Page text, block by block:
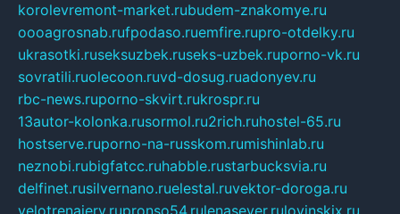
korolevremont-market.rubudem-znakomye.ru
oooagrosnab.rufpodaso.ruemfire.rupro-otdelky.ru
ukrasotki.ruseksuzbek.ruseks-uzbek.ruporno-vk.ru
sovratili.ruolecoon.ruvd-dosug.ruadonyev.ru
rbc-news.ruporno-skvirt.rukrospr.ru
13autor-kolonka.rusormol.ru2rich.ruhostel-65.ru
hostserve.ruporno-na-russkom.rumishinlab.ru
neznobi.rubigfatcc.ruhabble.rustarbucksvia.ru
delfinet.rusilvernano.ruelestal.ruvektor-doroga.ru
velotrenajery.rupronso54.rulenasever.rulovinskix.ru